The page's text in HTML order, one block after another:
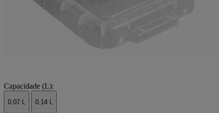
Capacidade (L):
0.07 L 0.14 L